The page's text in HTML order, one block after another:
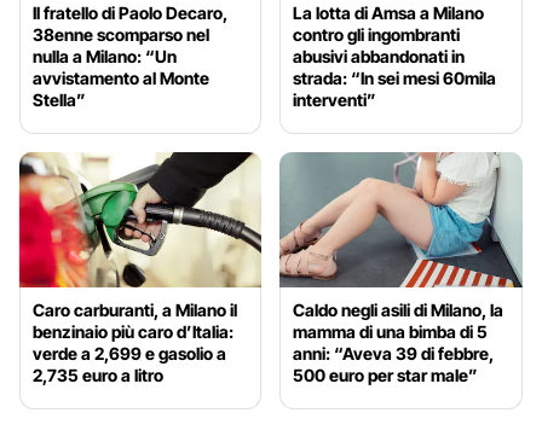
Il fratello di Paolo Decaro,
38enne scomparso nel
nulla a Milano: “Un
avvistamento al Monte
Stella”
La lotta di Amsa a Milano
contro gli ingombranti
abusivi abbandonati in
strada: “In sei mesi 60mila
interventi”
Caro carburanti, a Milano il
benzinaio più caro d’Italia:
verde a 2,699 e gasolio a
2,735 euro a litro
Caldo negli asili di Milano, la
mamma di una bimba di 5
anni: “Aveva 39 di febbre,
500 euro per star male”